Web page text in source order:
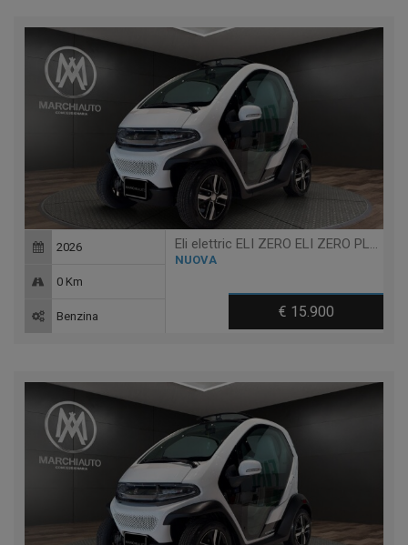
Eli elettric ELI ZERO ELI ZERO PLUS + TABLET + RANGE EXTENDED 200KM
NUOVA
€ 15.900
2026
0 Km
Benzina